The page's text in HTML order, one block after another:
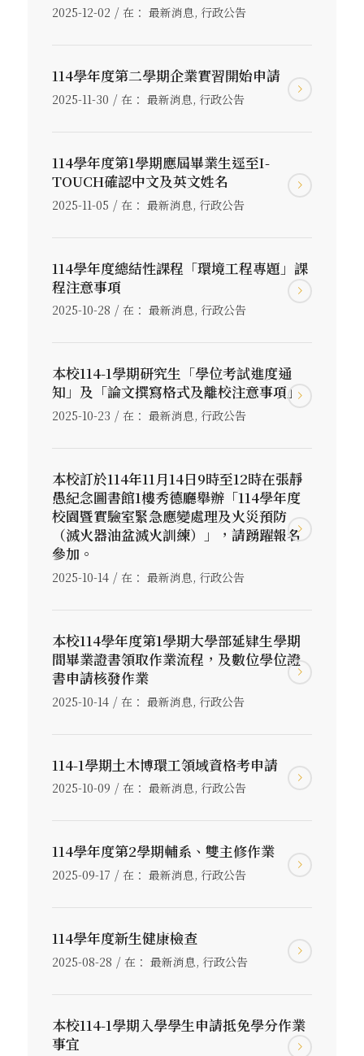
2025-12-02 / 在： 最新消息, 行政公告
114學年度第二學期企業實習開始申請
2025-11-30 / 在： 最新消息, 行政公告
114學年度第1學期應屆畢業生逕至I-
TOUCH確認中文及英文姓名
2025-11-05 / 在： 最新消息, 行政公告
114學年度總結性課程「環境工程專題」課
程注意事項
2025-10-28 / 在： 最新消息, 行政公告
本校114-1學期研究生「學位考試進度通
知」及「論文撰寫格式及離校注意事項」
2025-10-23 / 在： 最新消息, 行政公告
本校訂於114年11月14日9時至12時在張靜
愚紀念圖書館1樓秀德廳舉辦「114學年度
校園暨實驗室緊急應變處理及火災預防
（滅火器油盆滅火訓練）」，請踴躍報名
參加。
2025-10-14 / 在： 最新消息, 行政公告
本校114學年度第1學期大學部延肄生學期
間畢業證書領取作業流程，及數位學位證
書申請核發作業
2025-10-14 / 在： 最新消息, 行政公告
114-1學期土木博環工領域資格考申請
2025-10-09 / 在： 最新消息, 行政公告
114學年度第2學期輔系、雙主修作業
2025-09-17 / 在： 最新消息, 行政公告
114學年度新生健康檢查
2025-08-28 / 在： 最新消息, 行政公告
本校114-1學期入學學生申請抵免學分作業
事宜